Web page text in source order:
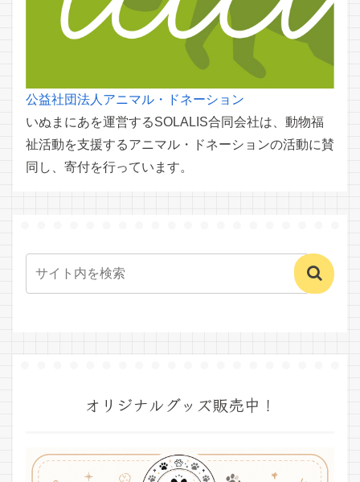
公益社団法人アニマル・ドネーション
いぬまにあを運営するSOLALIS合同会社は、動物福
祉活動を支援するアニマル・ドネーションの活動に賛
同し、寄付を行っています。
オリジナルグッズ販売中！